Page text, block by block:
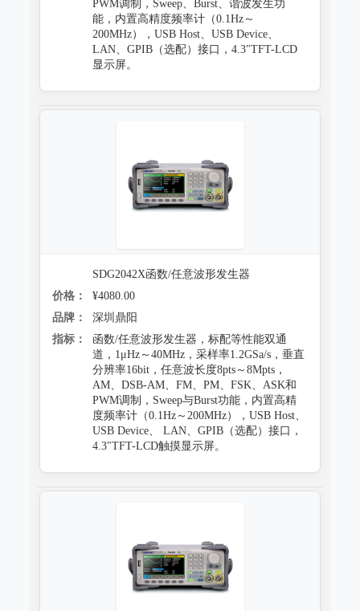
PWM调制，Sweep、Burst、谐波发生功
能，内置高精度频率计（0.1Hz～
200MHz），USB Host、USB Device、
LAN、GPIB（选配）接口，4.3"TFT-LCD
显示屏。
SDG2042X函数/任意波形发生器
价格：
¥4080.00
品牌：
深圳鼎阳
指标：
函数/任意波形发生器，标配等性能双通
道，1μHz～40MHz，采样率1.2GSa/s，垂直
分辨率16bit，任意波长度8pts～8Mpts，
AM、DSB-AM、FM、PM、FSK、ASK和
PWM调制，Sweep与Burst功能，内置高精
度频率计（0.1Hz～200MHz），USB Host、
USB Device、 LAN、GPIB（选配）接口，
4.3"TFT-LCD触摸显示屏。